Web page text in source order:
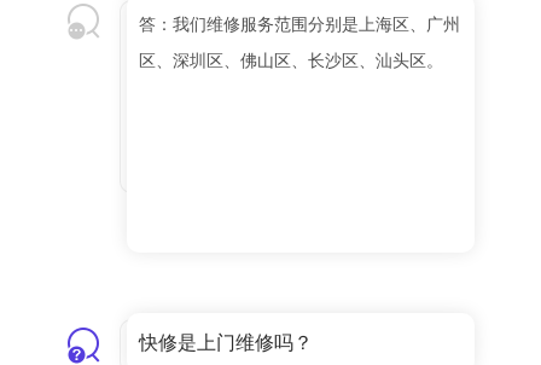
答：我们维修服务范围分别是上海区、广州
区、深圳区、佛山区、长沙区、汕头区。
快修是上门维修吗？